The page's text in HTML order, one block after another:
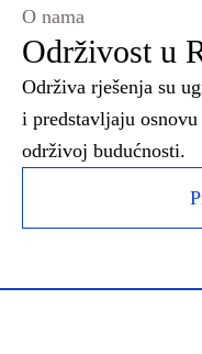
O nama
Održivost u
Održiva rješenja su
i predstavljaju
održivoj budućnosti.